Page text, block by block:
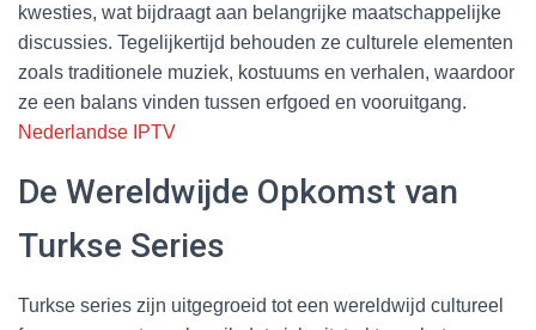
kwesties, wat bijdraagt aan belangrijke maatschappelijke
discussies. Tegelijkertijd behouden ze culturele elementen
zoals traditionele muziek, kostuums en verhalen, waardoor
ze een balans vinden tussen erfgoed en vooruitgang.
Nederlandse IPTV
De Wereldwijde Opkomst van
Turkse Series
Turkse series zijn uitgegroeid tot een wereldwijd cultureel